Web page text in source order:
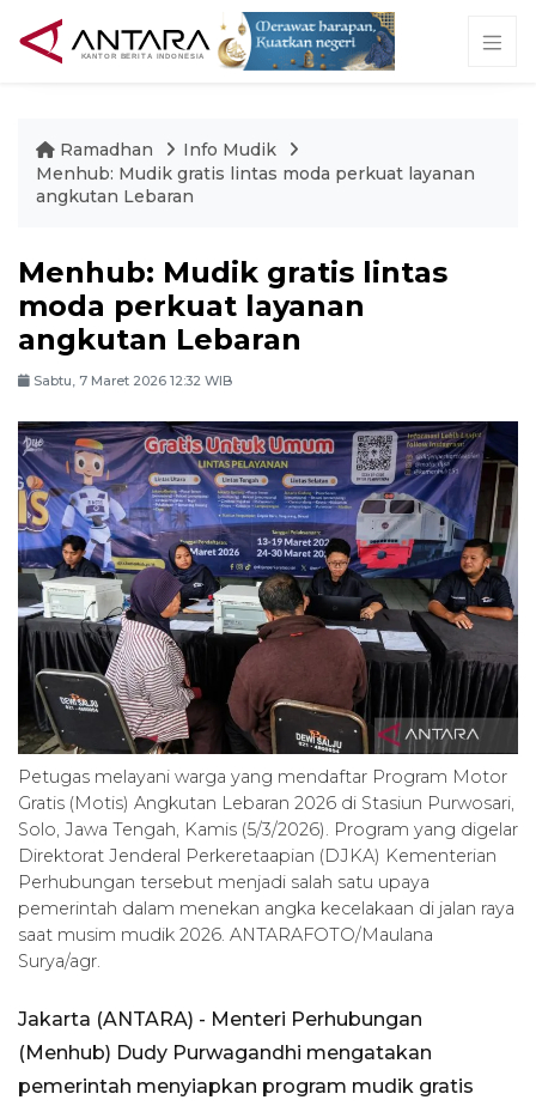
Ramadhan
Info Mudik
Menhub: Mudik gratis lintas moda perkuat layanan
angkutan Lebaran
Menhub: Mudik gratis lintas
moda perkuat layanan
angkutan Lebaran
Sabtu, 7 Maret 2026 12:32 WIB
Petugas melayani warga yang mendaftar Program Motor
Gratis (Motis) Angkutan Lebaran 2026 di Stasiun Purwosari,
Solo, Jawa Tengah, Kamis (5/3/2026). Program yang digelar
Direktorat Jenderal Perkeretaapian (DJKA) Kementerian
Perhubungan tersebut menjadi salah satu upaya
pemerintah dalam menekan angka kecelakaan di jalan raya
saat musim mudik 2026. ANTARAFOTO/Maulana
Surya/agr.
Jakarta (ANTARA) - Menteri Perhubungan
(Menhub) Dudy Purwagandhi mengatakan
pemerintah menyiapkan program mudik gratis